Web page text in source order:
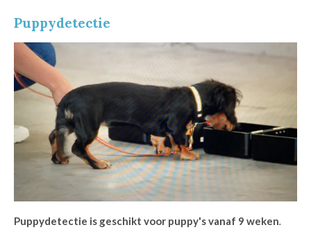
Puppydetectie
Puppydetectie is geschikt voor puppy's vanaf 9 weken.